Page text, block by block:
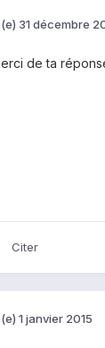
31 décembre
de ta
Citer
1 janvier 2015